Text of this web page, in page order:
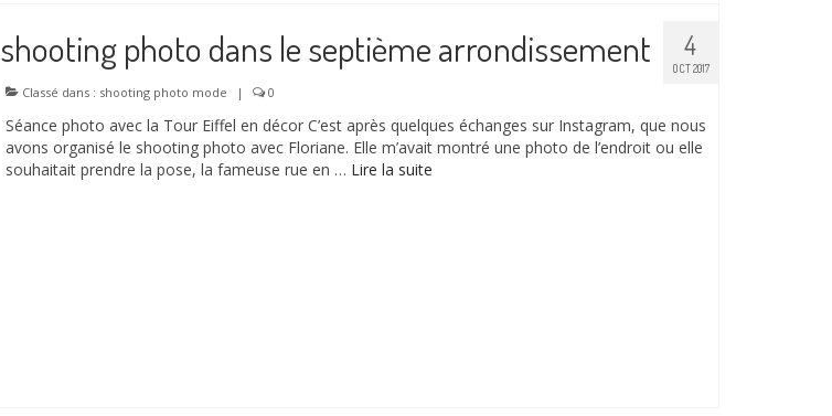
4
OCT 2017
shooting photo dans le septième arrondissement
Classé dans : shooting photo mode | 0
Séance photo avec la Tour Eiffel en décor C’est après quelques échanges sur Instagram, que nous
avons organisé le shooting photo avec Floriane. Elle m’avait montré une photo de l’endroit ou elle
souhaitait prendre la pose, la fameuse rue en … Lire la suite­­